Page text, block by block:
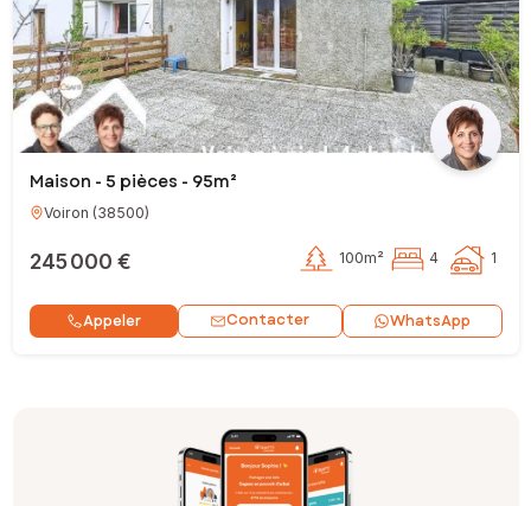
Maison - 5 pièces - 95m²
Voiron (38500)
245 000 € 100m² 4 1
Appeler Contacter WhatsApp